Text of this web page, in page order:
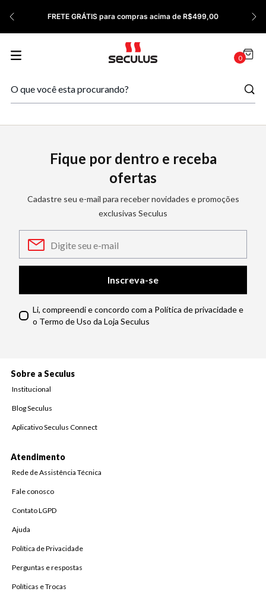
FRETE GRÁTIS para compras acima de R$499,00
0
Fique por dentro e receba
ofertas
Cadastre seu e-mail para receber novidades e promoções
exclusivas Seculus
Inscreva-se
Li, compreendi e concordo com a Política de privacidade e
o Termo de Uso da Loja Seculus
Sobre a Seculus
Institucional
Blog Seculus
Aplicativo Seculus Connect
Atendimento
Rede de Assistência Técnica
Fale conosco
Contato LGPD
Ajuda
Política de Privacidade
Perguntas e respostas
Políticas e Trocas
9º